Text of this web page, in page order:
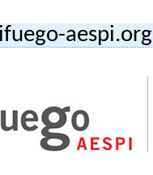
aespi.org